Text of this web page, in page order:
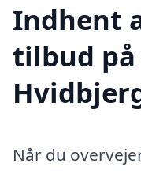
Indhent
tilbud
Når du